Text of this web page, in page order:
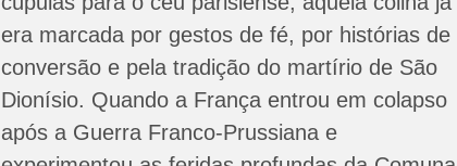
era marcada por gestos de fé, por histórias de
conversão e pela tradição do martírio de São
Dionísio. Quando a França entrou em colapso
após a Guerra Franco-Prussiana e